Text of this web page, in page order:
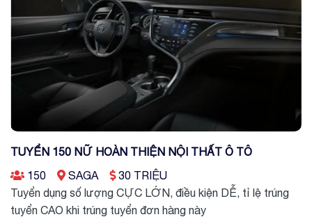
TUYỂN 150 NỮ HOÀN THIỆN NỘI THẤT Ô TÔ
150
SAGA
30 TRIỆU
Tuyển dụng số lượng CỰC LỚN, điều kiện DỄ, tỉ lệ trúng
tuyển CAO khi trúng tuyển đơn hàng này